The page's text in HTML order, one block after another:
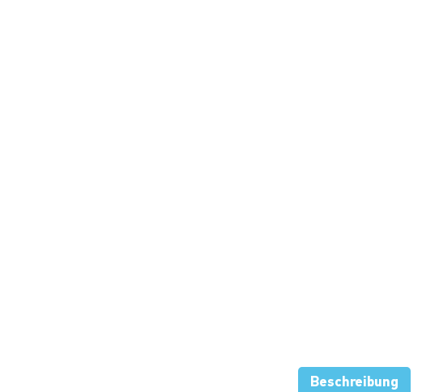
Beschreibung